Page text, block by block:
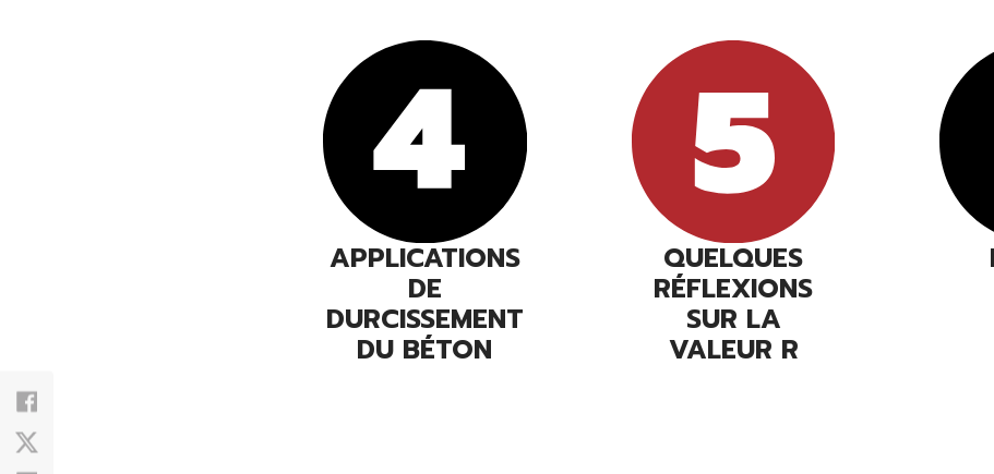
APPLICATIONS
DE
DURCISSEMENT
DU BÉTON
QUELQUES
RÉFLEXIONS
SUR LA
VALEUR R